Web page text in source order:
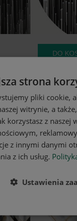
140x240
DO
strona
pliki cookie,
witrynie, a
korzystasz z
z innymi danymi
z ich usług.
Ustawienia